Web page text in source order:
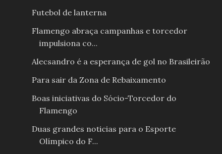
Futebol de lanterna
Flamengo abraça campanhas e torcedor
impulsiona co...
Alecsandro é a esperança de gol no Brasileirão
Para sair da Zona de Rebaixamento
Boas iniciativas do Sócio-Torcedor do
Flamengo
Duas grandes noticias para o Esporte
Olímpico do F...